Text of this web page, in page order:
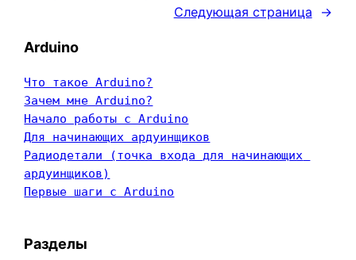
Следующая страница →
Arduino
Что такое Arduino?
Зачем мне Arduino?
Начало работы с Arduino
Для начинающих ардуинщиков
Радиодетали (точка входа для начинающих
ардуинщиков)
Первые шаги с Arduino
Разделы